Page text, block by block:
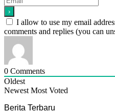
I allow to use my email
comments and replies (you can
0 Comments
Oldest
Newest Most Voted
Berita Terbaru